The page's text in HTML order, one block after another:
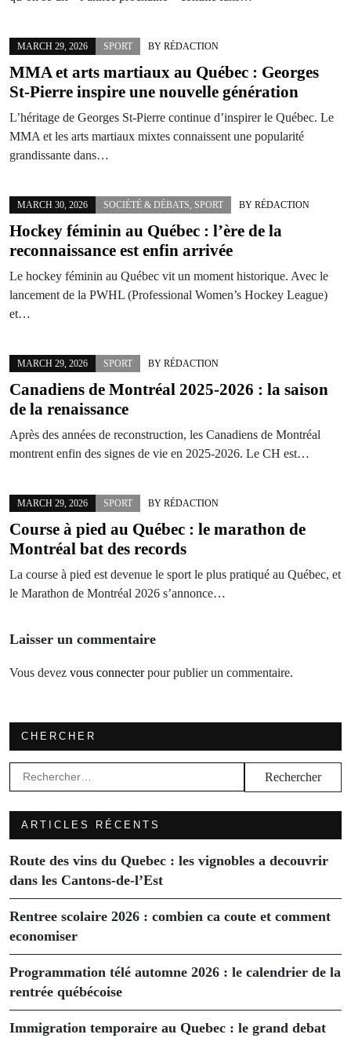
MARCH 29, 2026 SPORT BY RÉDACTION
MMA et arts martiaux au Québec : Georges
St-Pierre inspire une nouvelle génération
L’héritage de Georges St-Pierre continue d’inspirer le Québec. Le
MMA et les arts martiaux mixtes connaissent une popularité
grandissante dans…
MARCH 30, 2026 SOCIÉTÉ & DÉBATS SPORT BY RÉDACTION
Hockey féminin au Québec : l’ère de la
reconnaissance est enfin arrivée
Le hockey féminin au Québec vit un moment historique. Avec le
lancement de la PWHL (Professional Women’s Hockey League)
et…
MARCH 29, 2026 SPORT BY RÉDACTION
Canadiens de Montréal 2025-2026 : la saison
de la renaissance
Après des années de reconstruction, les Canadiens de Montréal
montrent enfin des signes de vie en 2025-2026. Le CH est…
MARCH 29, 2026 SPORT BY RÉDACTION
Course à pied au Québec : le marathon de
Montréal bat des records
La course à pied est devenue le sport le plus pratiqué au Québec, et
le Marathon de Montréal 2026 s’annonce…
Laisser un commentaire
Vous devez vous connecterpour publier un commentaire.
CHERCHER
Rechercher :
ARTICLES RÉCENTS
Route des vins du Quebec : les vignobles a decouvrir
dans les Cantons-de-l’Est
Rentree scolaire 2026 : combien ca coute et comment
economiser
Programmation télé automne 2026 : le calendrier de la
rentrée québécoise
Immigration temporaire au Quebec : le grand debat